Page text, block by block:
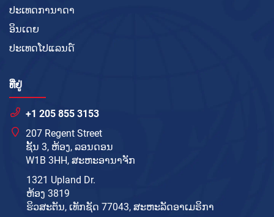
ປະເທດການາດາ
ອິນເດຍ
ປະເທດໂປແລນດ໌
ທີ່ຢູ່
+1 205 855 3153
207 Regent Street
ຊັ້ນ 3, ຫ້ອງ, ລອນດອນ
W1B 3HH, ສະຫະອານາຈັກ
1321 Upland Dr.
ຫ້ອງ 3819
ຮິວສະຕັນ, ເທັກຊັດ 77043, ສະຫະລັດອາເມຣິກາ